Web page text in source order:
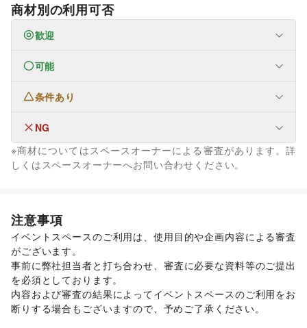
商材別の利用可否
歓迎
なし可能
なし条件あり
ファッション
メンズファッション/レディースファッション/
ユニセックス/インナー・ルームウェア/
キッズ・ベビー・マタニティ/スポーツ/ シーズナルウェア
その他ファッション
フード・飲食
スイーツ・洋菓子/和菓子/パン/お弁当・惣菜/
軽食・ホットスナック
ワイン・洋酒/日本酒・焼酎・地酒/食材・調味料/
物産展・マルシェ/キッチンカー・移動販売
野菜・果物・生鮮食品/その他フード・飲食
インテリア・生活雑貨
NG
生活サービス
ウォーターサーバー
※商材についてはスペースオーナーによる審査があります。詳
しくはスペースオーナーへお問い合わせください。
注意事項
イベントスペースのご利用は、使用目的や企画内容による審査
がございます。
事前に弊社担当者と打ち合わせ、審査に必要な資料等のご提出
を必須としております。
内容および審査の結果によってイベントスペースのご利用をお
断りする場合もございますので、予めご了承ください。